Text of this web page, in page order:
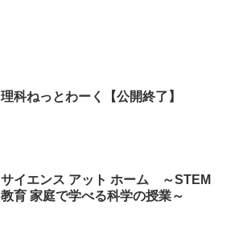
理科ねっとわーく【公開終了】
サイエンス アット ホーム ～STEM
教育 家庭で学べる科学の授業～